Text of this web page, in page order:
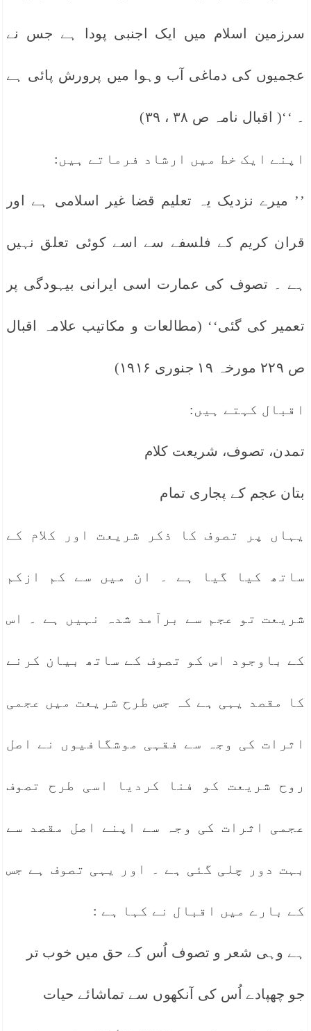
سرزمین اسلام میں ایک اجنبی پودا ہے جس نے
عجمیوں کی دماغی آب وہوا میں پرورش پائی ہے
۔ ‘‘( اقبال نامہ ص ۳۸ ، ۳۹)
اپنے ایک خط میں ارشاد فرماتے ہیں:
’’ میرے نزدیک یہ تعلیم قضا غیر اسلامی ہے اور
قران کریم کے فلسفے سے اسے کوئی تعلق نہیں
ہے ۔ تصوف کی عمارت اسی ایرانی بیہودگی پر
تعمیر کی گئی‘‘ (مطالعات و مکاتیب علامہ اقبال
ص ۲۲۹ مورخہ ۱۹ جنوری ۱۹۱۶)
اقبال کہتے ہیں:
تمدن، تصوف، شریعت کلام
بتان عجم کے پجاری تمام
یہاں پر تصوف کا ذکر شریعت اور کلام کے
ساتھ کیا گیا ہے ۔ ان میں سے کم ازکم
شریعت تو عجم سے برآمد شدہ نہیں ہے ۔ اس
کے باوجود اس کو تصوف کے ساتھ بیان کرنے
کا مقصد یہی ہے کہ جس طرح شریعت میں عجمی
اثرات کی وجہ سے فقہی موشگافیوں نے اصل
روح شریعت کو فنا کردیا اسی طرح تصوف
عجمی اثرات کی وجہ سے اپنے اصل مقصد سے
بہت دور چلی گئی ہے ۔ اور یہی تصوف ہے جس
کے بارے میں اقبال نے کہا ہے :
ہے وہی شعر و تصوف اُس کے حق میں خوب تر
جو چھپادے اُس کی آنکھوں سے تماشائے حیات